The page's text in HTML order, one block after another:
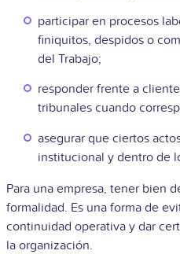
participar en procesos
finiquitos, despidos o
del Trabajo;
responder frente a
tribunales cuando
asegurar que ciertos
institucional y dentro de
Para una empresa, tener bien
formalidad. Es una forma de
continuidad operativa y dar
la organización.